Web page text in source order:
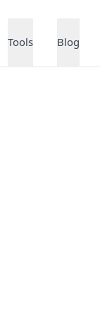
Tools Blog